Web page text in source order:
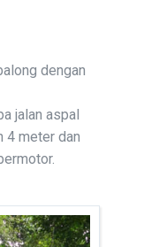
dengan
jalan aspal
4 meter dan